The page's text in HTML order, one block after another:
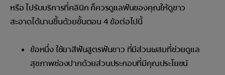
หรือ ไปรับบริการที่คลินิก ก็ควรดูแลฟันของคุณให้ดูขาว
สะอาดได้นานขึ้นด้วยขั้นตอน 4 ข้อต่อไปนี้
ข้อหนึ่ง ใช้ยาสีฟันสูตรฟันขาว ที่มีส่วนผสมที่ช่วยดูแล
สุขภาพช่องปากด้วยส่วนประกอบที่มีคุณประโยชน์